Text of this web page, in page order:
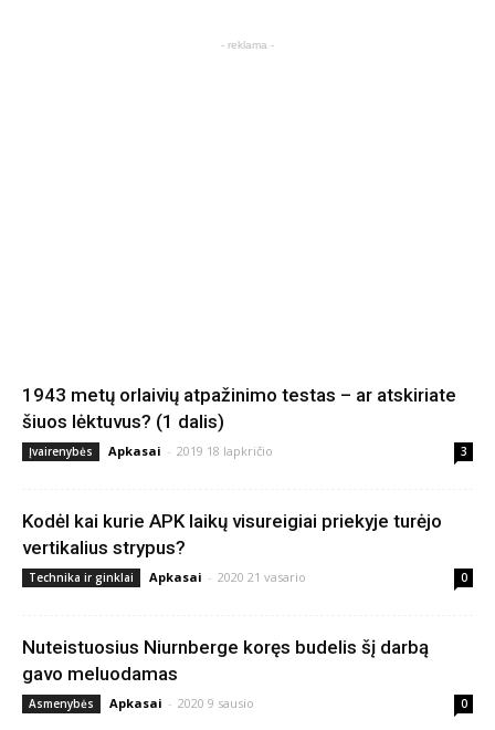
- reklama -
1943 metų orlaivių atpažinimo testas – ar atskiriate
šiuos lėktuvus? (1 dalis)
Įvairenybės Apkasai - 2019 18 lapkričio 3
Kodėl kai kurie APK laikų visureigiai priekyje turėjo
vertikalius strypus?
Technika ir ginklai Apkasai - 2020 21 vasario 0
Nuteistuosius Niurnberge koręs budelis šį darbą
gavo meluodamas
Asmenybės Apkasai - 2020 9 sausio 0